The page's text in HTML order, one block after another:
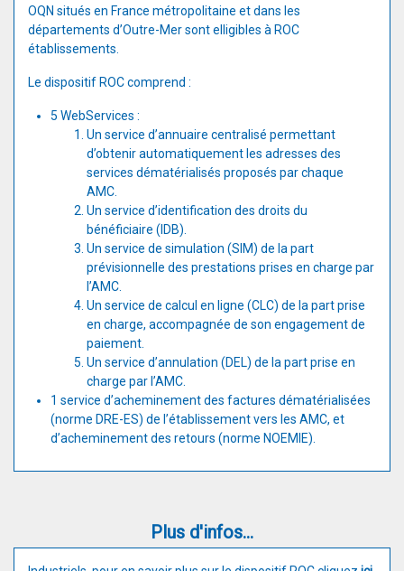
OQN situés en France métropolitaine et dans les
départements d’Outre-Mer sont elligibles à ROC
établissements.
Le dispositif ROC comprend :
5 WebServices :
Un service d’annuaire centralisé permettant
d’obtenir automatiquement les adresses des
services dématérialisés proposés par chaque
AMC.
Un service d’identification des droits du
bénéficiaire (IDB).
Un service de simulation (SIM) de la part
prévisionnelle des prestations prises en charge par
l’AMC.
Un service de calcul en ligne (CLC) de la part prise
en charge, accompagnée de son engagement de
paiement.
Un service d’annulation (DEL) de la part prise en
charge par l’AMC.
1 service d’acheminement des factures dématérialisées
(norme DRE-ES) de l’établissement vers les AMC, et
d’acheminement des retours (norme NOEMIE).
Plus d'infos...